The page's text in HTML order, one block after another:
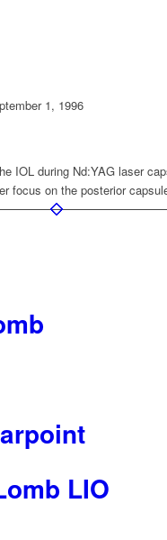
1, 1996
IOL during Nd:YAG laser
focus on the posterior
LIO